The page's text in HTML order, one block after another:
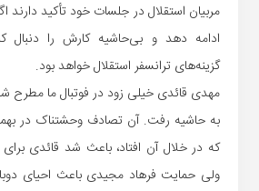
مربیان استقلال در جلسات خود تأکید دارند
ادامه دهد و بی‌حاشیه کارش را دنبال
گزینه‌های ترانسفر استقلال خواهد بود.
مهدی قائدی خیلی زود در فوتبال ما مطرح
که در خلال آن افتاد، باعث شد قائدی
ولی حمایت فرهاد مجیدی باعث احیای